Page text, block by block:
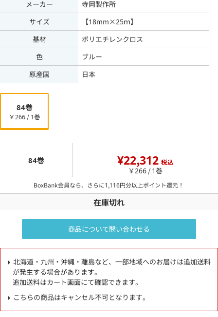
メーカー
寺岡製作所
サイズ
【18mm×25ｍ】
基材
ポリエチレンクロス
色
ブルー
原産国
日本
84巻
￥266 / 1巻
84巻 ¥22,312 税込
￥266 / 1巻
BoxBank会員なら、さらに1,116円分以上ポイント還元！
在庫切れ
商品について問い合わせる
北海道・九州・沖縄・離島など、一部地域へのお届けは追加送料
が発生する場合があります。
追加送料はカート画面にて確認できます。
こちらの商品はキャンセル不可となります。